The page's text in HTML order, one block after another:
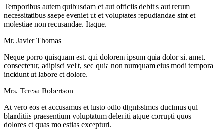
Temporibus autem quibusdam et aut officiis debitis aut rerum
necessitatibus saepe eveniet ut et voluptates repudiandae sint et
molestiae non recusandae. Itaque.
Mr. Javier Thomas
Neque porro quisquam est, qui dolorem ipsum quia dolor sit amet,
consectetur, adipisci velit, sed quia non numquam eius modi tempora
incidunt ut labore et dolore.
Mrs. Teresa Robertson
At vero eos et accusamus et iusto odio dignissimos ducimus qui
blanditiis praesentium voluptatum deleniti atque corrupti quos
dolores et quas molestias excepturi.